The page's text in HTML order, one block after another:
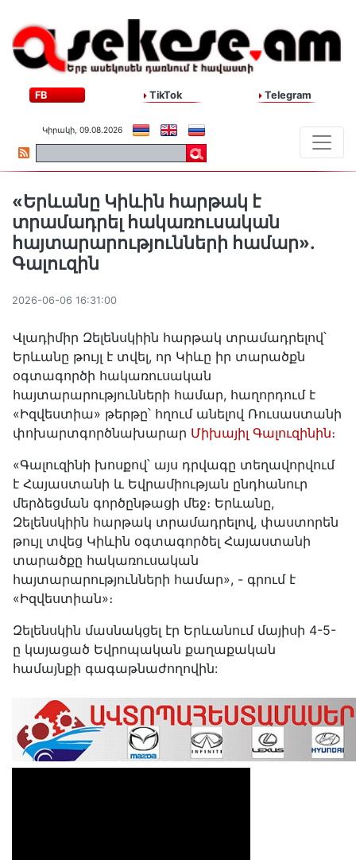
FB TikTok Telegram
Կիրակի, 09.08.2026
«Երևանը Կիևին հարթակ է
տրամադրել հակառուսական
հայտարարությունների համար».
Գալուզին
2026-06-06 16:31:00
Վլադիմիր Զելենսկիին հարթակ տրամադրելով՝
Երևանը թույլ է տվել, որ Կիևը իր տարածքն
օգտագործի հակառուսական
հայտարարությունների համար, հաղորդում է
«Իզվեստիա» թերթը՝ հղում անելով Ռուսաստանի
փոխարտգործնախարար Միխայիլ Գալուզինին։
«Գալուզինի խոսքով՝ այս դրվագը տեղավորվում
է Հայաստանի և Եվրամիության ընդհանուր
մերձեցման գործընթացի մեջ։ Երևանը,
Զելենսկիին հարթակ տրամադրելով, փաստորեն
թույլ տվեց Կիևին օգտագործել Հայաստանի
տարածքը հակառուսական
հայտարարությունների համար», - գրում է
«Իզվեստիան»։
Զելենսկին մասնակցել էր Երևանում մայիսի 4-5-
ը կայացած Եվրոպական քաղաքական
համայնքի գագաթնաժողովին: